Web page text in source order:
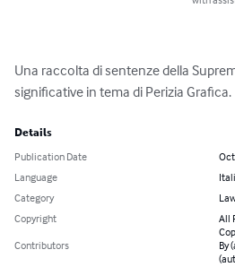
Una raccolta di sentenze della
significative in tema di Perizia Grafica.
Details
Publication Date
Language
Category
Copyright
All
Contributors
By